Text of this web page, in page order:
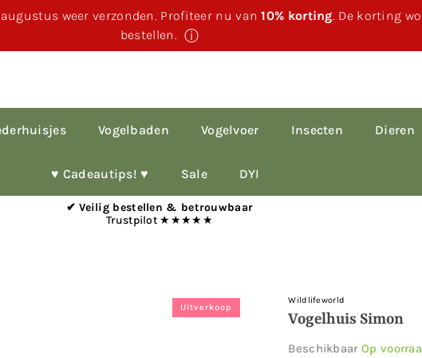
weer verzonden. Profiteer nu van10% korting. De korting
bestellen. ⓘ
Vogelbaden Vogelvoer Insecten Dieren
♥︎ Cadeautips! ♥︎ Sale DYI
✔ Veilig bestellen & betrouwbaar
Trustpilot ★★★★★
Uitverkoop
Wildlifeworld
Vogelhuis Simon
Beschikbaar Op